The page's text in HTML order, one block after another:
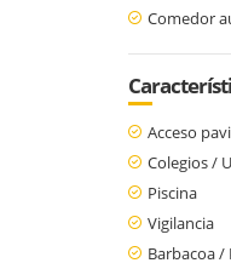
Comedor
Acceso
Colegios /
Piscina
Vigilancia
Barbacoa /